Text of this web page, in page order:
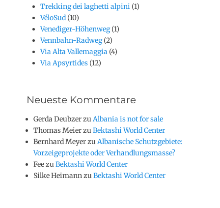
Trekking dei laghetti alpini (1)
VéloSud (10)
Venediger-Höhenweg(1)
Vennbahn-Radweg(2)
Via Alta Vallemaggia (4)
Via Apsyrtides (12)
Neueste Kommentare
Gerda Deubzer zu Albania is not for sale
Thomas Meier zu Bektashi World Center
Bernhard Meyer zu Albanische Schutzgebiete:
Vorzeigeprojekte oder Verhandlungsmasse?
Fee zu Bektashi World Center
Silke Heimann zu Bektashi World Center